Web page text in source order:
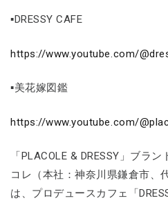
▪DRESSY CAFE
https://www.youtube.com/
▪美花嫁図鑑
https://www.youtube.com/
「PLACOLE & DRESSY」ブラ
コレ（本社：神奈川県鎌倉市、
は、プロデュースカフェ「